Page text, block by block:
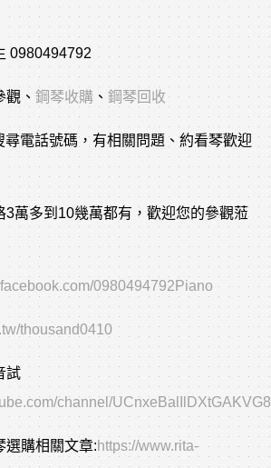
0980494792
、 鋼琴收購 、 鋼琴回收
尋電話號碼，有相關問題、約看琴歡迎
3萬多到10幾萬都有，歡迎您的參觀蒞
0980494792Piano
thousand0410
試
channel/
選購相關文章:https://www.rita-